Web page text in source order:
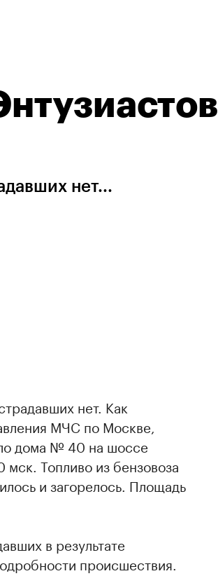
нет...
нет. Как
МЧС по Москве,
дома № 40 на шоссе
мск. Топливо из бензовоза
и загорелось. Площадь
в результате
происшествия.